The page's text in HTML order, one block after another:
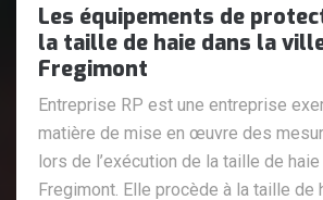
Les équipements de
la taille de haie dans la
Fregimont
Entreprise RP est une entreprise
matière de mise en œuvre des
lors de l’exécution de la taille de
Fregimont. Elle procède à la taille de